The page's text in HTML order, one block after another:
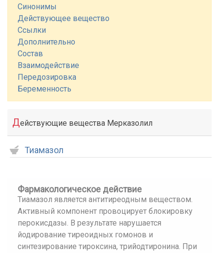
Синонимы
Действующее вещество
Ссылки
Дополнительно
Состав
Взаимодействие
Передозировка
Беременность
Действующие вещества Мерказолил
Тиамазол
Фармакологическое действие
Тиамазол является антитиреодным веществом.
Активный компонент провоцирует блокировку
перокисдазы. В результате нарушается
йодирование тиреоидных гомонов и
синтезирование тироксина, трийодтиронина. При